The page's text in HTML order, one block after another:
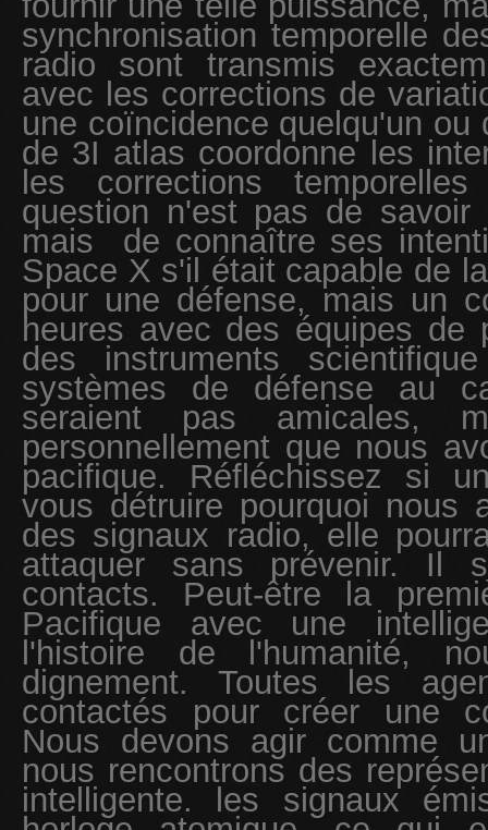
synchronisation temporelle
radio sont transmis
avec les corrections de
une coïncidence quelqu'un
de 3I atlas coordonne les
les corrections
question n'est pas de
mais de connaître ses
Space X s'il était capable de
pour une défense, mais un
heures avec des équipes de
des instruments
systèmes de défense au
seraient pas amicales,
personnellement que nous
pacifique. Réfléchissez si
vous détruire pourquoi nous
des signaux radio, elle
attaquer sans prévenir. Il
contacts. Peut-être la
Pacifique avec une
l'histoire de l'humanité,
dignement. Toutes les
contactés pour créer une
Nous devons agir comme
nous rencontrons des
intelligente. les signaux